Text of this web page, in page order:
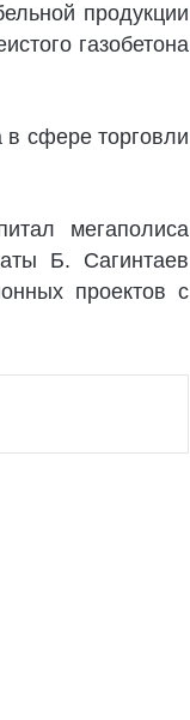
продукции
газобетона
в сфере торговли
мегаполиса
Б. Сагинтаев
проектов с